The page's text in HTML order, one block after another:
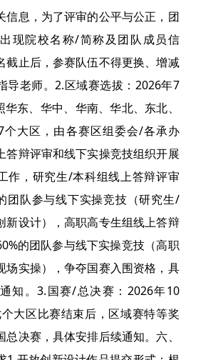
信息，为了评审的公平与公正，团
现院校名称/简称及团队成员信
截止后，参赛队伍不得更换、增减
导老师。2.区域赛选拔：2026年7
华东、华中、华南、华北、东北、
个大区，由各赛区组委会/各承办
答辩评审和线下实操竞技组织开展
作，研究生/本科组线上答辩评审
团队参与线下实操竞技（研究生/
新设计），高职高专生组线上答辩
的团队参与线下实操竞技（高职
场实操），争夺国赛入围资格，具
知。3.国赛/总决赛：2026年10
大区比赛结束后，区域赛特等奖
总决赛，具体安排后续通知。六、